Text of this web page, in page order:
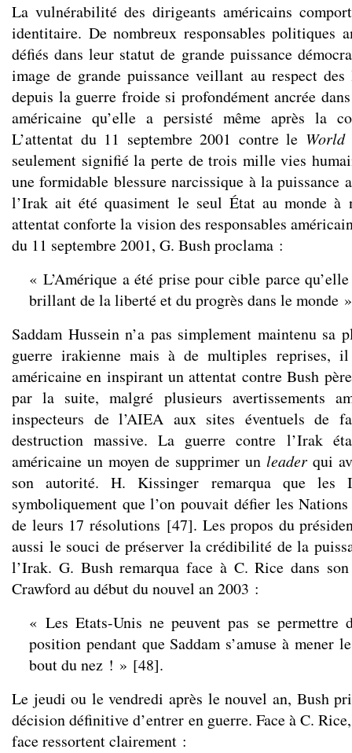
La vulnérabilité des dirigeants américains
identitaire. De nombreux responsables politiques
défiés dans leur statut de grande puissance
image de grande puissance veillant au respect
depuis la guerre froide si profondément ancrée
américaine qu’elle a persisté même après la
L’attentat du 11 septembre 2001 contre le World
seulement signifié la perte de trois mille vies
une formidable blessure narcissique à la puissance
l’Irak ait été quasiment le seul État au monde à
attentat conforte la vision des responsables
du 11 septembre 2001, G. Bush proclama :
« L’Amérique a été prise pour cible parce
brillant de la liberté et du progrès dans le monde »
Saddam Hussein n’a pas simplement maintenu sa
guerre irakienne mais à de multiples reprises,
américaine en inspirant un attentat contre Bush
par la suite, malgré plusieurs avertissements
inspecteurs de l’AIEA aux sites éventuels de
destruction massive. La guerre contre l’Irak
américaine un moyen de supprimer un leader qui
son autorité. H. Kissinger remarqua que les
symboliquement que l’on pouvait défier les
de leurs 17 résolutions [47]. Les propos du
aussi le souci de préserver la crédibilité de la
l’Irak. G. Bush remarqua face à C. Rice dans
Crawford au début du nouvel an 2003 :
« Les Etats-Unis ne peuvent pas se permettre
position pendant que Saddam s’amuse à mener
bout du nez ! » [48].
Le jeudi ou le vendredi après le nouvel an, Bush
décision définitive d’entrer en guerre. Face à C.
face ressortent clairement :